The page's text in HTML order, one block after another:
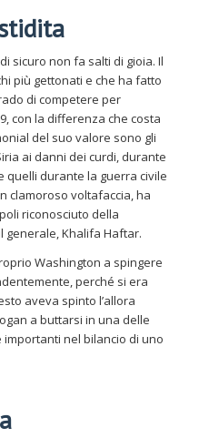
sicuro non fa salti di gioia. Il
più gettonati e che ha fatto
di competere per
con la differenza che costa
del suo valore sono gli
ai danni dei curdi, durante
quelli durante la guerra civile
clamoroso voltafaccia, ha
riconosciuto della
generale, Khalifa Haftar.
Washington a spingere
perché si era
aveva spinto l’allora
a buttarsi in una delle
nel bilancio di uno